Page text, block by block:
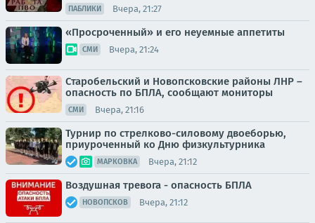
ПАБЛИКИ Вчера, 21:27
«Просроченный» и его неуемные аппетиты
СМИ Вчера, 21:24
Старобельский и Новопсковские районы ЛНР –
опасность по БПЛА, сообщают мониторы
СМИ Вчера, 21:16
Турнир по стрелково-силовому двоеборью,
приуроченный ко Дню физкультурника
МАРКОВКА Вчера, 21:12
Воздушная тревога - опасность БПЛА
НОВОПСКОВ Вчера, 21:12